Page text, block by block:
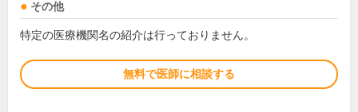
その他
特定の医療機関名の紹介は行っておりません。
無料で医師に相談する